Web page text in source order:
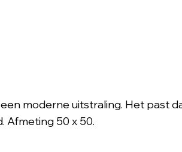
moderne uitstraling. Het past
Afmeting 50 x 50.